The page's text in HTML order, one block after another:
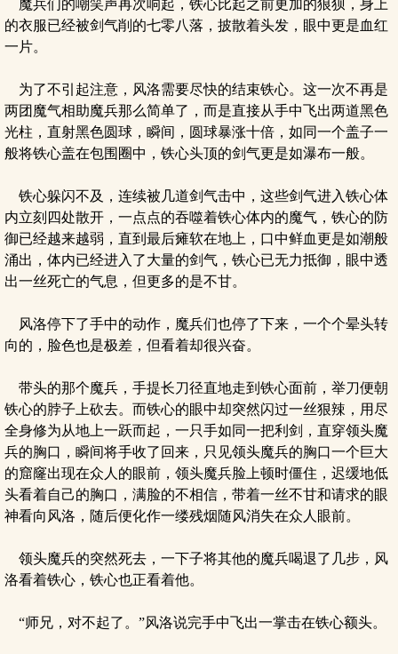
魔兵们的嘲笑声再次响起，铁心比起之前更加的狼狈，身上
的衣服已经被剑气削的七零八落，披散着头发，眼中更是血红
一片。
为了不引起注意，风洛需要尽快的结束铁心。这一次不再是
两团魔气相助魔兵那么简单了，而是直接从手中飞出两道黑色
光柱，直射黑色圆球，瞬间，圆球暴涨十倍，如同一个盖子一
般将铁心盖在包围圈中，铁心头顶的剑气更是如瀑布一般。
铁心躲闪不及，连续被几道剑气击中，这些剑气进入铁心体
内立刻四处散开，一点点的吞噬着铁心体内的魔气，铁心的防
御已经越来越弱，直到最后瘫软在地上，口中鲜血更是如潮般
涌出，体内已经进入了大量的剑气，铁心已无力抵御，眼中透
出一丝死亡的气息，但更多的是不甘。
风洛停下了手中的动作，魔兵们也停了下来，一个个晕头转
向的，脸色也是极差，但看着却很兴奋。
带头的那个魔兵，手提长刀径直地走到铁心面前，举刀便朝
铁心的脖子上砍去。而铁心的眼中却突然闪过一丝狠辣，用尽
全身修为从地上一跃而起，一只手如同一把利剑，直穿领头魔
兵的胸口，瞬间将手收了回来，只见领头魔兵的胸口一个巨大
的窟窿出现在众人的眼前，领头魔兵脸上顿时僵住，迟缓地低
头看着自己的胸口，满脸的不相信，带着一丝不甘和请求的眼
神看向风洛，随后便化作一缕残烟随风消失在众人眼前。
领头魔兵的突然死去，一下子将其他的魔兵喝退了几步，风
洛看着铁心，铁心也正看着他。
“师兄，对不起了。”风洛说完手中飞出一掌击在铁心额头。